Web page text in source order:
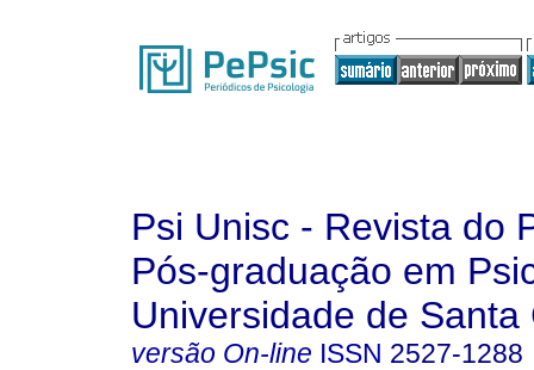
Psi Unisc - Revista do
Pós-graduação em
Universidade de Santa
versão On-line ISSN 2527-1288